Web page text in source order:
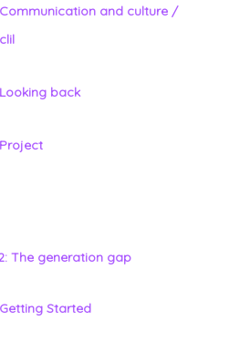
Communication and culture /
clil
Looking back
Project
The generation gap
Getting Started